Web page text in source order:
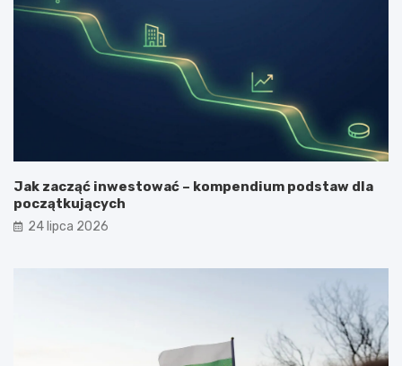
Jak zacząć inwestować – kompendium podstaw dla
początkujących
24 lipca 2026